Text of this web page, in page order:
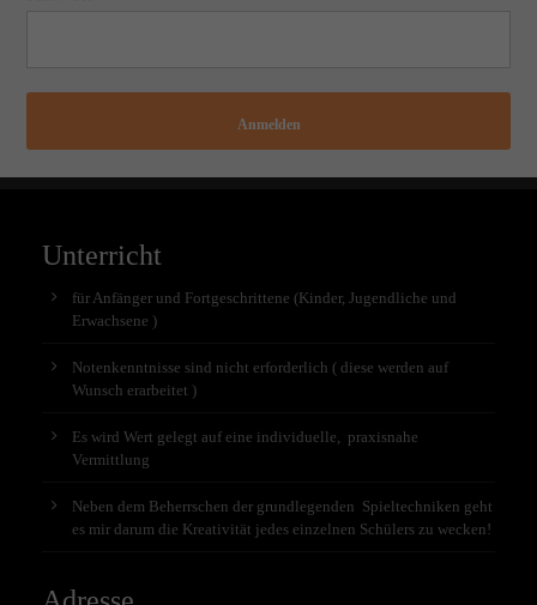
Anmelden
Unterricht
für Anfänger und Fortgeschrittene (Kinder, Jugendliche und
Erwachsene )
Notenkenntnisse sind nicht erforderlich ( diese werden auf
Wunsch erarbeitet )
Es wird Wert gelegt auf eine individuelle, praxisnahe
Vermittlung
Neben dem Beherrschen der grundlegenden Spieltechniken geht
es mir darum die Kreativität jedes einzelnen Schülers zu wecken!